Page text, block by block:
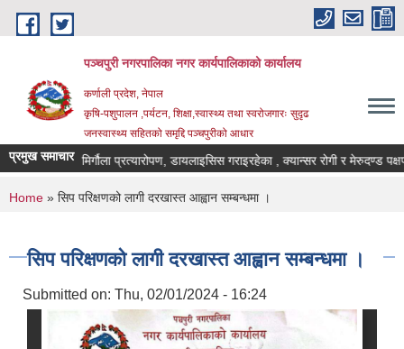
Skip to main content
पञ्चपुरी नगरपालिका नगर कार्यपालिकाको कार्यालय
कर्णाली प्रदेश, नेपाल
कृषि-पशुपालन ,पर्यटन, शिक्षा,स्वास्थ्य तथा स्वरोजगारः सुदृढ
जनस्वास्थ्य सहितको समृद्दि पञ्चपुरीको आधार
प्रमुख समाचार
। मिर्गौला प्रत्यारोपण, डायलाइसिस गराइरहेका , क्यान्सर रोगी र मेरुदण्ड
You are here
Home » सिप परिक्षणको लागी दरखास्त आह्वान सम्बन्धमा ।
सिप परिक्षणको लागी दरखास्त आह्वान सम्बन्धमा ।
Submitted on: Thu, 02/01/2024 - 16:24